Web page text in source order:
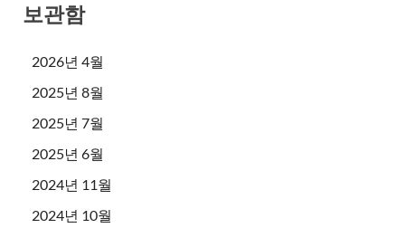
보관함
2026년 4월
2025년 8월
2025년 7월
2025년 6월
2024년 11월
2024년 10월